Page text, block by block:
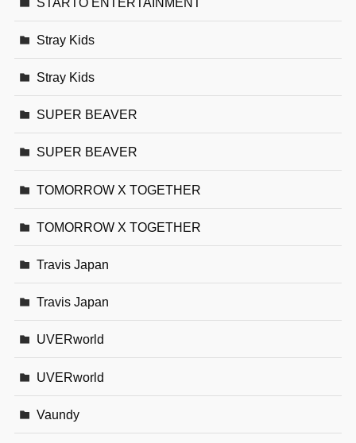
Stray Kids
Stray Kids
SUPER BEAVER
SUPER BEAVER
TOMORROW X TOGETHER
TOMORROW X TOGETHER
Travis Japan
Travis Japan
UVERworld
UVERworld
Vaundy